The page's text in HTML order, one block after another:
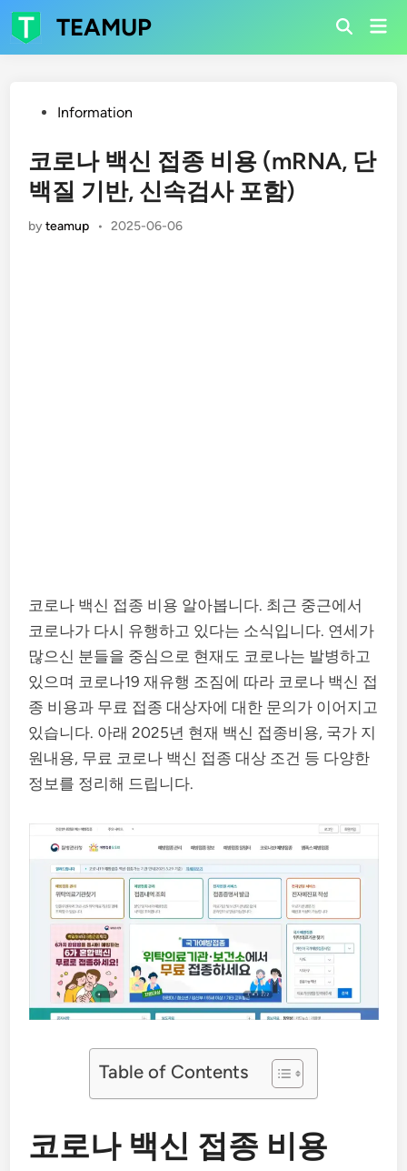
Skip
to
content
TEAMUP
Open
PostedInformation
코로나 백신 접종 비용 (mRNA, 단
백질 기반, 신속검사 포함)
byteamup • 2025-06-06
코로나 백신 접종 비용 알아봅니다. 최근 중근에서
코로나가 다시 유행하고 있다는 소식입니다. 연세가
많으신 분들을 중심으로 현재도 코로나는 발병하고
있으며 코로나19 재유행 조짐에 따라 코로나 백신 접
종 비용과 무료 접종 대상자에 대한 문의가 이어지고
있습니다. 아래 2025년 현재 백신 접종비용, 국가 지
원내용, 무료 코로나 백신 접종 대상 조건 등 다양한
정보를 정리해 드립니다.
Table of Contents
코로나 백신 접종 비용